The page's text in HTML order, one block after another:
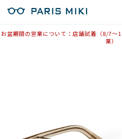
お盆期間の営業について：店舗試着（8/7
業）